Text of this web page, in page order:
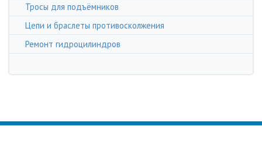
Тросы для подъёмников
Цепи и браслеты противосколжения
Ремонт гидроцилиндров